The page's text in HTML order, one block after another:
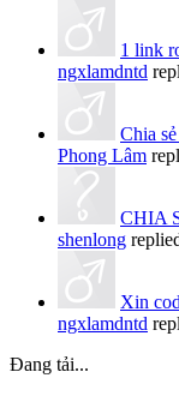
1 link
ngxlamdntd
Chia
Phong Lâm
CHIA
shenlong
Xin
ngxlamdntd
Đang tải...